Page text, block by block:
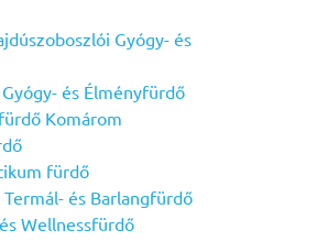
Gyógy- és
és Élményfürdő
Komárom
fürdő
és Barlangfürdő
Wellnessfürdő